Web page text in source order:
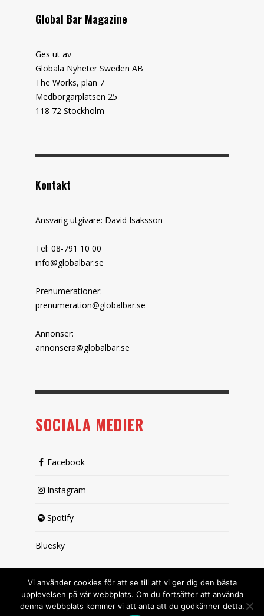
Global Bar Magazine
Ges ut av
Globala Nyheter Sweden AB
The Works, plan 7
Medborgarplatsen 25
118 72 Stockholm
Kontakt
Ansvarig utgivare: David Isaksson
Tel: 08-791 10 00
info@globalbar.se
Prenumerationer:
prenumeration@globalbar.se
Annonser:
annonsera@globalbar.se
SOCIALA MEDIER
Facebook
Instagram
Spotify
Bluesky
Vi använder cookies för att se till att vi ger dig den bästa
upplevelsen på vår webbplats. Om du fortsätter att använda
denna webbplats kommer vi att anta att du godkänner detta.